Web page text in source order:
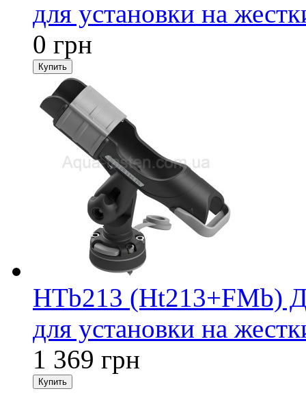
для установки на
0 грн
HTb213 (Ht213+FMb)
для установки на
1 369 грн